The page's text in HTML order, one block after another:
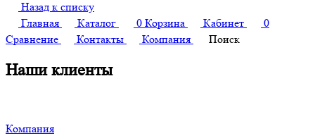
Назад к списку
Главная
Каталог 0 Корзина Кабинет
0
Сравнение
Контакты Компания Поиск
Наши клиенты
Компания